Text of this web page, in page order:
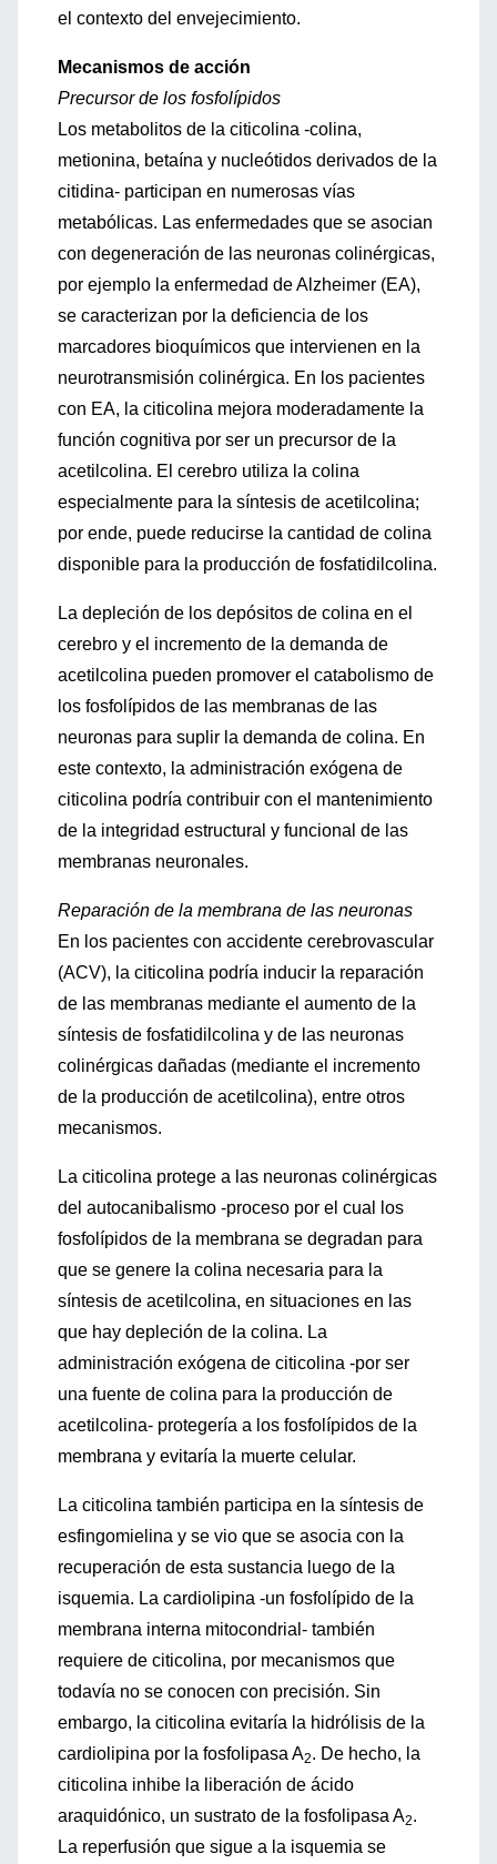
el contexto del envejecimiento.
Mecanismos de acción
Precursor de los fosfolípidos
Los metabolitos de la citicolina -colina,
metionina, betaína y nucleótidos derivados de la
citidina- participan en numerosas vías
metabólicas. Las enfermedades que se asocian
con degeneración de las neuronas colinérgicas,
por ejemplo la enfermedad de Alzheimer (EA),
se caracterizan por la deficiencia de los
marcadores bioquímicos que intervienen en la
neurotransmisión colinérgica. En los pacientes
con EA, la citicolina mejora moderadamente la
función cognitiva por ser un precursor de la
acetilcolina. El cerebro utiliza la colina
especialmente para la síntesis de acetilcolina;
por ende, puede reducirse la cantidad de colina
disponible para la producción de fosfatidilcolina.
La depleción de los depósitos de colina en el
cerebro y el incremento de la demanda de
acetilcolina pueden promover el catabolismo de
los fosfolípidos de las membranas de las
neuronas para suplir la demanda de colina. En
este contexto, la administración exógena de
citicolina podría contribuir con el mantenimiento
de la integridad estructural y funcional de las
membranas neuronales.
Reparación de la membrana de las neuronas
En los pacientes con accidente cerebrovascular
(ACV), la citicolina podría inducir la reparación
de las membranas mediante el aumento de la
síntesis de fosfatidilcolina y de las neuronas
colinérgicas dañadas (mediante el incremento
de la producción de acetilcolina), entre otros
mecanismos.
La citicolina protege a las neuronas colinérgicas
del autocanibalismo -proceso por el cual los
fosfolípidos de la membrana se degradan para
que se genere la colina necesaria para la
síntesis de acetilcolina, en situaciones en las
que hay depleción de la colina. La
administración exógena de citicolina -por ser
una fuente de colina para la producción de
acetilcolina- protegería a los fosfolípidos de la
membrana y evitaría la muerte celular.
La citicolina también participa en la síntesis de
esfingomielina y se vio que se asocia con la
recuperación de esta sustancia luego de la
isquemia. La cardiolipina -un fosfolípido de la
membrana interna mitocondrial- también
requiere de citicolina, por mecanismos que
todavía no se conocen con precisión. Sin
embargo, la citicolina evitaría la hidrólisis de la
cardiolipina por la fosfolipasa A2. De hecho, la
citicolina inhibe la liberación de ácido
araquidónico, un sustrato de la fosfolipasa A2.
La reperfusión que sigue a la isquemia se